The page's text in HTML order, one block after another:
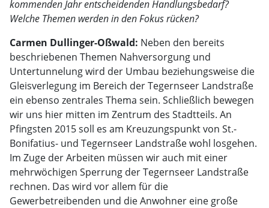
kommenden Jahr entscheidenden Handlungsbedarf?
Welche Themen werden in den Fokus rücken?
Carmen Dullinger-Oßwald: Neben den bereits
beschriebenen Themen Nahversorgung und
Untertunnelung wird der Umbau beziehungsweise die
Gleisverlegung im Bereich der Tegernseer Landstraße
ein ebenso zentrales Thema sein. Schließlich bewegen
wir uns hier mitten im Zentrum des Stadtteils. An
Pfingsten 2015 soll es am Kreuzungspunkt von St.-
Bonifatius- und Tegernseer Landstraße wohl losgehen.
Im Zuge der Arbeiten müssen wir auch mit einer
mehrwöchigen Sperrung der Tegernseer Landstraße
rechnen. Das wird vor allem für die
Gewerbetreibenden und die Anwohner eine große